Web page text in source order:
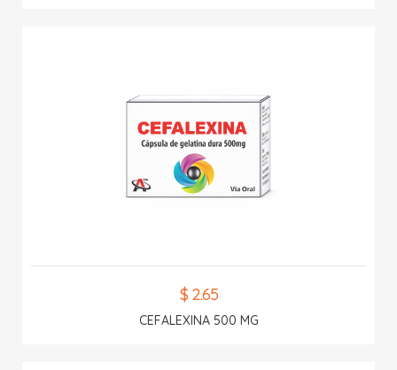
$ 2.65
CEFALEXINA 500 MG